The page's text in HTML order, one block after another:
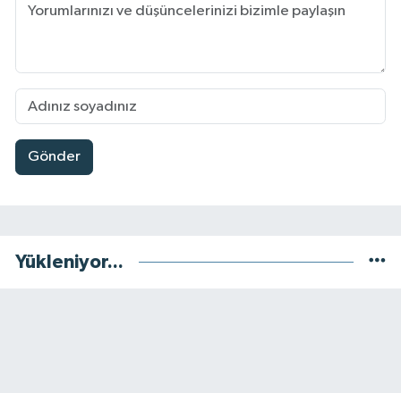
Gönder
Yükleniyor...